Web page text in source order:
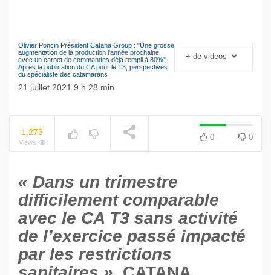
NOW PLAYING
Le séisme industriel
Volkswagen
Olivier Poncin Président Catana Group : "Une grosse
augmentation de la production l'année prochaine
avec un carnet de commandes déjà rempli à 80%".
Après la publication du CA pour le T3, perspectives
du spécialiste des catamarans
21 juillet 2021 9 h 28 min
+ de videos
1,273
Views
0 0
« Dans un trimestre
difficilement comparable
avec le CA T3 sans activité
de l’exercice passé impacté
par les restrictions